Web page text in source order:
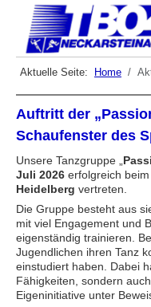
Aktuelle Seite: Home
Auftritt der
Schaufenster des
Unsere Tanzgruppe „
Juli 2026 erfolgreich beim
Heidelberg vertreten.
Die Gruppe besteht aus
mit viel Engagement und
eigenständig trainieren.
Jugendlichen ihren Tanz
einstudiert haben. Dabei
Fähigkeiten, sondern
Eigeninitiative unter